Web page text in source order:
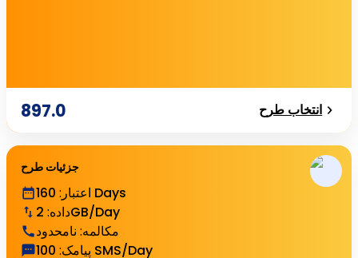
897.0 انتخاب طرح
جزئیات طرح
اعتبار :
160 Days
داده:
2GB/Day
مکالمه: نامحدود
پیامک: 100 SMS/Day